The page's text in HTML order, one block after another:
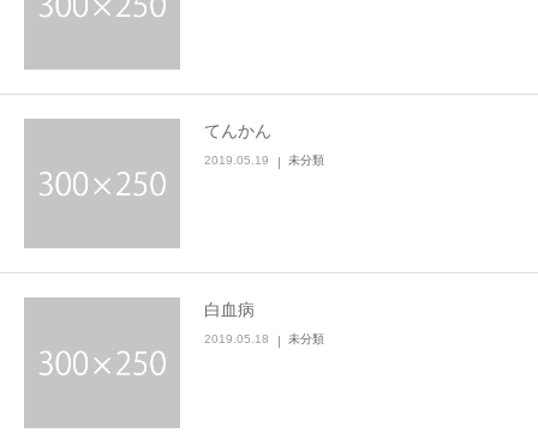
てんかん
2019.05.19 未分類
白血病
2019.05.18 未分類